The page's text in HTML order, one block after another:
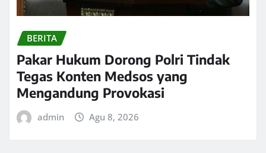
BERITA
Pakar Hukum Dorong Polri Tindak
Tegas Konten Medsos yang
Mengandung Provokasi
admin Agu 8, 2026